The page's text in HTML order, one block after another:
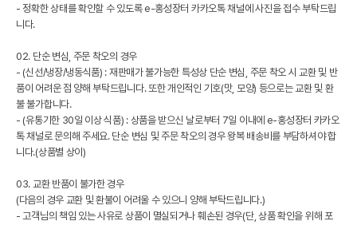
- 정확한 상태를 확인할 수 있도록 e-홍성장터 카카오톡 채널에 사진을 접수 부탁드립
니다.
02. 단순 변심, 주문 착오의 경우
- (신선/냉장/냉동식품) : 재판매가 불가능한 특성상 단순 변심, 주문 착오 시 교환 및 반
품이 어려운 점 양해 부탁드립니다. 또한 개인적인 기호(맛, 모양) 등으로는 교환 및 환
불 불가합니다.
- (유통기한 30일 이상 식품) : 상품을 받으신 날로부터 7일 이내에 e-홍성장터 카카오
톡 채널로 문의해 주세요. 단순 변심 및 주문 착오의 경우 왕복 배송비를 부담하셔야 합
니다.(상품별 상이)
03. 교환 반품이 불가한 경우
(다음의 경우 교환 및 환불이 어려울 수 있으니 양해 부탁드립니다.)
- 고객님의 책임 있는 사유로 상품이 멸실되거나 훼손된 경우(단, 상품 확인을 위해 포